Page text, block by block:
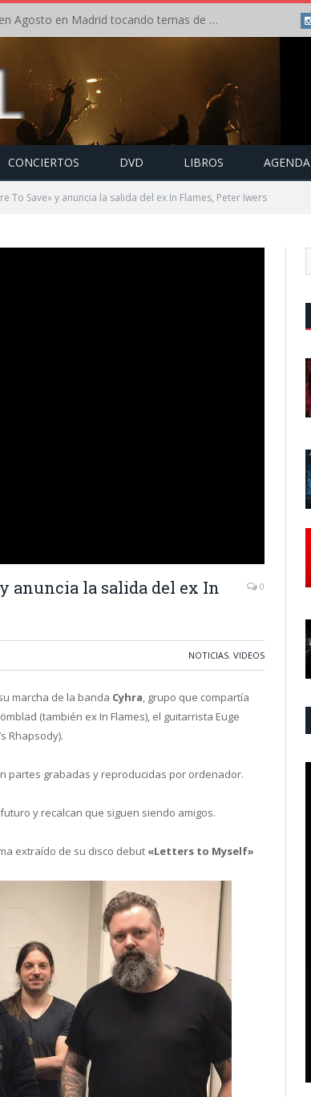
Concierto de Anette Olzon en Agosto en Madrid tocando temas de Nightwish
CONCIERTOS DVD LIBROS AGENDA
To Save» y anuncia la salida del ex In Flames, Peter Iwers
anuncia la salida del ex In
0
NOTICIAS, VIDEOS
marcha de la banda Cyhra, grupo que compartía
(también ex In Flames), el guitarrista Euge
Rhapsody).
partes grabadas y reproducidas por ordenador.
y recalcan que siguen siendo amigos.
extraído de su disco debut «Letters to Myself»